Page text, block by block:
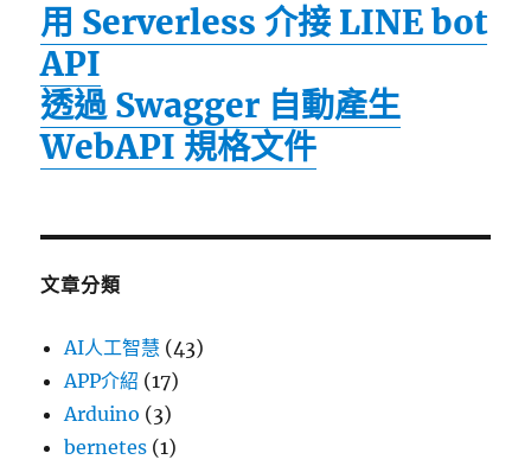
用 Serverless 介接 LINE bot
API
透過 Swagger 自動產生
WebAPI 規格文件
文章分類
AI人工智慧 (43)
APP介紹 (17)
Arduino (3)
bernetes (1)